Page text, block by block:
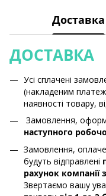
Доставка
ДОСТАВКА
Усі сплачені
(накладеним
наявності товару,
Замовлення,
наступного
Замовлення,
будуть відправлені
рахунок компанії
Звертаємо вашу